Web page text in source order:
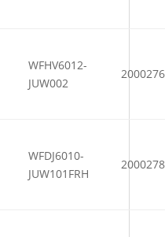
WFHV6012-
JUW002
WFDJ6010-
JUW101FRH